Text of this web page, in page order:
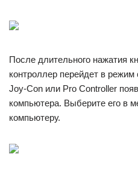
После длительного нажатия
контроллер перейдет в
Joy-Con или Pro Controller
компьютера. Выберите его в
компьютеру.